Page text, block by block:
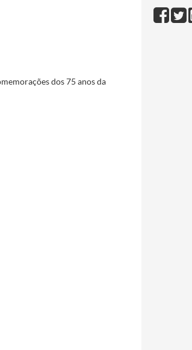
da Aguda
27 de Março de 2000
Sociedade Portuguesa de Endoscopia Digestiva, em Guimarães.
dos 75 anos da